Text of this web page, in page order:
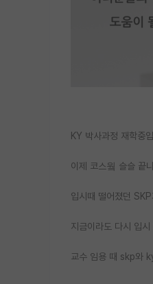
KY 박사과정 재학중
이제 코스웤 슬슬 끝나
입시때 떨어졌던
지금이라도 다시 입
교수 임용 때 skp와